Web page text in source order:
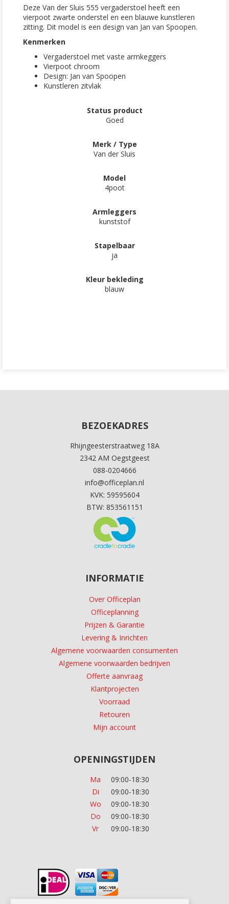
Deze Van der Sluis 555 vergaderstoel heeft een
vierpoot zwarte onderstel en een blauwe kunstleren
zitting. Dit model is een design van Jan van Spoopen.
Kenmerken
Vergaderstoel met vaste armkeggers
Vierpoot chroom
Design: Jan van Spoopen
Kunstleren zitvlak
Status product
Goed
Merk / Type
Van der Sluis
Model
4poot
Armleggers
kunststof
Stapelbaar
ja
Kleur bekleding
blauw
BEZOEKADRES
Rhijngeesterstraatweg 18A
2342 AM Oegstgeest
088-0204666
info@officeplan.nl
KVK: 59595604
BTW: 853561151
INFORMATIE
Over Officeplan
Officeplanning
Prijzen & Garantie
Levering & Inrichten
Algemene voorwaarden consumenten
Algemene voorwaarden bedrijven
Offerte aanvraag
Klantprojecten
Voorraad
Retouren
Mijn account
OPENINGSTIJDEN
Ma
09:00-18:30
Di
09:00-18:30
Wo
09:00-18:30
Do
09:00-18:30
Vr
09:00-18:30